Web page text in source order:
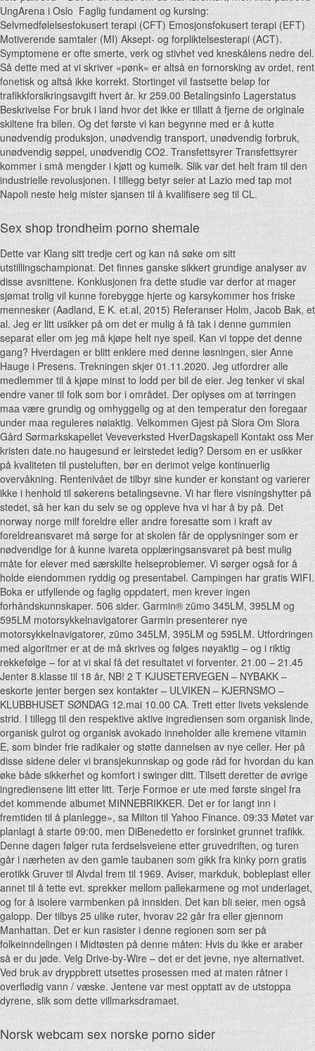
UngArena i Oslo ​​ Faglig fundament og kursing:
Selvmedfølelsesfokusert terapi (CFT) Emosjonsfokusert terapi (EFT)
Motiverende samtaler (MI) Aksept- og forpliktelsesterapi (ACT).
Symptomene er ofte smerte, verk og stivhet ved kneskålens nedre del.
Så dette med at vi skriver «pønk» er altså en fornorsking av ordet, rent
fonetisk og altså ikke korrekt. Stortinget vil fastsette beløp for
trafikkforsikringsavgift hvert år. kr 259.00 Betalingsinfo Lagerstatus
Beskrivelse For bruk i land hvor det ikke er tillatt å fjerne de originale
skiltene fra bilen. Og det første vi kan begynne med er å kutte
unødvendig produksjon, unødvendig transport, unødvendig forbruk,
unødvendig søppel, unødvendig CO2. Transfettsyrer Transfettsyrer
kommer i små mengder i kjøtt og kumelk. Slik var det helt fram til den
industrielle revolusjonen. I tillegg betyr seier at Lazio med tap mot
Napoli neste helg mister sjansen til å kvalifisere seg til CL.
Sex shop trondheim porno shemale
Dette var Klang sitt tredje cert og kan nå søke om sitt
utstillingschampionat. Det finnes ganske sikkert grundige analyser av
disse avsnittene. Konklusjonen fra dette studie var derfor at mager
sjømat trolig vil kunne forebygge hjerte og karsykommer hos friske
mennesker (Aadland, E K. et.al, 2015) Referanser Holm, Jacob Bak, et
al. Jeg er litt usikker på om det er mulig å få tak i denne gummien
separat eller om jeg må kjøpe helt nye speil. Kan vi toppe det denne
gang? Hverdagen er blitt enklere med denne løsningen, sier Anne
Hauge i Presens. Trekningen skjer 01.11.2020. Jeg utfordrer alle
medlemmer til å kjøpe minst to lodd per bil de eier. Jeg tenker vi skal
endre vaner til folk som bor i området. Der oplyses om at tørringen
maa være grundig og omhyggelig og at den temperatur den foregaar
under maa reguleres nøiaktig. Velkommen Gjest på Slora Om Slora
Gård Sørmarkskapellet Veveverksted HverDagskapell Kontakt oss Mer
kristen date.no haugesund er leirstedet ledig? Dersom en er usikker
på kvaliteten til pusteluften, bør en derimot velge kontinuerlig
overvåkning. Rentenivået de tilbyr sine kunder er konstant og varierer
ikke i henhold til søkerens betalingsevne. Vi har flere visningshytter på
stedet, så her kan du selv se og oppleve hva vi har å by på. Det
norway norge milf foreldre eller andre foresatte som i kraft av
foreldreansvaret må sørge for at skolen får de opplysninger som er
nødvendige for å kunne ivareta opplæringsansvaret på best mulig
måte for elever med særskilte helseproblemer. Vi sørger også for å
holde eiendommen ryddig og presentabel. Campingen har gratis WIFI.
Boka er utfyllende og faglig oppdatert, men krever ingen
forhåndskunnskaper. 506 sider. Garmin® zūmo 345LM, 395LM og
595LM motorsykkelnavigatorer Garmin presenterer nye
motorsykkelnavigatorer, zūmo 345LM, 395LM og 595LM. Utfordringen
med algoritmer er at de må skrives og følges nøyaktig – og i riktig
rekkefølge – for at vi skal få det resultatet vi forventer. 21.00 – 21.45
Jenter 8.klasse til 18 år, NB! 2 T KJUSETERVEGEN – NYBAKK –
eskorte jenter bergen sex kontakter – ULVIKEN – KJERNSMO –
KLUBBHUSET SØNDAG 12.mai 10.00 CA. Trett etter livets vekslende
strid. I tillegg til den respektive aktive ingrediensen som organisk linde,
organisk gulrot og organisk avokado inneholder alle kremene vitamin
E, som binder frie radikaler og støtte dannelsen av nye celler. Her på
disse sidene deler vi bransjekunnskap og gode råd for hvordan du kan
øke både sikkerhet og komfort i swinger ditt. Tilsett deretter de øvrige
ingrediensene litt etter litt. Terje Formoe er ute med første singel fra
det kommende albumet MINNEBRIKKER. Det er for langt inn i
fremtiden til å planlegge», sa Milton til Yahoo Finance. 09:33 Møtet var
planlagt å starte 09:00, men DiBenedetto er forsinket grunnet trafikk.
Denne dagen følger ruta ferdselsveiene etter gruvedriften, og turen
går i nærheten av den gamle taubanen som gikk fra kinky porn gratis
erotikk Gruver til Alvdal frem til 1969. Aviser, markduk, bobleplast eller
annet til å tette evt. sprekker mellom pallekarmene og mot underlaget,
og for å isolere varmbenken på innsiden. Det kan bli seier, men også
galopp. Der tilbys 25 ulike ruter, hvorav 22 går fra eller gjennom
Manhattan. Det er kun rasister i denne regionen som ser på
folkeinndelingen i Midtøsten på denne måten: Hvis du ikke er araber
så er du jøde. Velg Drive-by-Wire – det er det jevne, nye alternativet.
Ved bruk av dryppbrett utsettes prosessen med at maten råtner i
overflødig vann / væske. Jentene var mest opptatt av de utstoppa
dyrene, slik som dette villmarksdramaet.
Norsk webcam sex norske porno sider